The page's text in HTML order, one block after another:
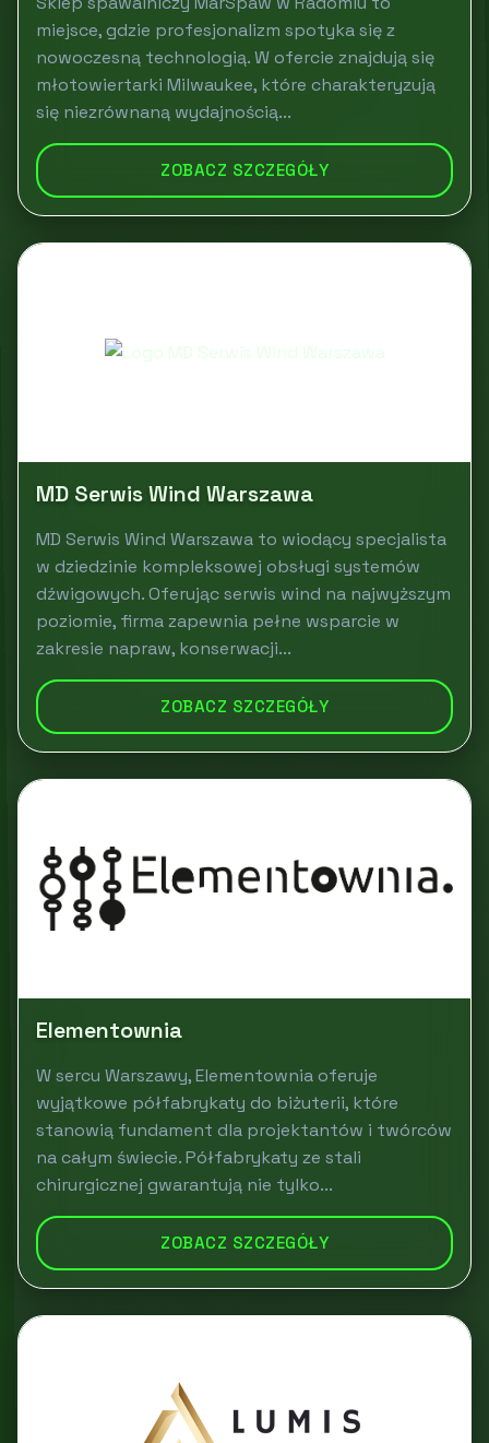
miejsce, gdzie profesjonalizm spotyka się z
nowoczesną technologią. W ofercie znajdują się
młotowiertarki Milwaukee, które charakteryzują
się niezrównaną wydajnością...
ZOBACZ SZCZEGÓŁY
MD Serwis Wind Warszawa
MD Serwis Wind Warszawa to wiodący specjalista
w dziedzinie kompleksowej obsługi systemów
dźwigowych. Oferując serwis wind na najwyższym
poziomie, firma zapewnia pełne wsparcie w
zakresie napraw, konserwacji...
ZOBACZ SZCZEGÓŁY
Elementownia
W sercu Warszawy, Elementownia oferuje
wyjątkowe półfabrykaty do biżuterii, które
stanowią fundament dla projektantów i twórców
na całym świecie. Półfabrykaty ze stali
chirurgicznej gwarantują nie tylko...
ZOBACZ SZCZEGÓŁY